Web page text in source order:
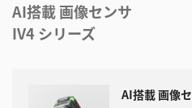
AI搭載 画像センサ
IV4 シリーズ
AI搭載 画像